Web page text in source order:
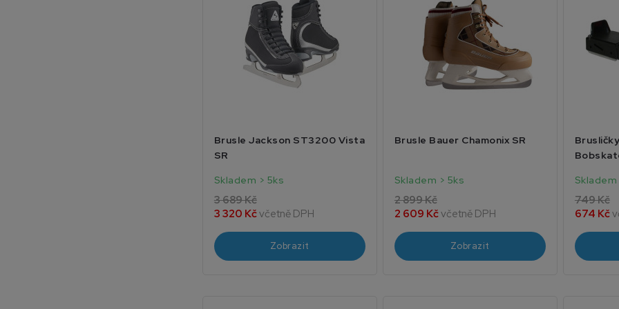
Brusle Jackson ST3200 Vista
SR
Skladem > 5ks
3 689 Kč
3 320 Kčvčetně DPH
Zobrazit
Brusle Bauer Chamonix SR
Skladem > 5ks
2 899 Kč
2 609 Kčvčetně DPH
Zobrazit
749 Kč
674 Kč